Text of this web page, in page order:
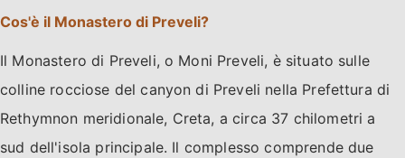
Cos'è il Monastero di Preveli?
Il Monastero di Preveli, o Moni Preveli, è situato sulle
colline rocciose del canyon di Preveli nella Prefettura di
Rethymnon meridionale, Creta, a circa 37 chilometri a
sud dell'isola principale. Il complesso comprende due